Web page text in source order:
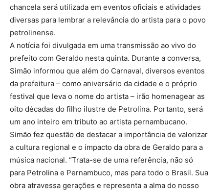
chancela será utilizada em eventos oficiais e atividades
diversas para lembrar a relevância do artista para o povo
petrolinense.
A notícia foi divulgada em uma transmissão ao vivo do
prefeito com Geraldo nesta quinta. Durante a conversa,
Simão informou que além do Carnaval, diversos eventos
da prefeitura – como aniversário da cidade e o próprio
festival que leva o nome do artista – irão homenagear as
oito décadas do filho ilustre de Petrolina. Portanto, será
um ano inteiro em tributo ao artista pernambucano.
Simão fez questão de destacar a importância de valorizar
a cultura regional e o impacto da obra de Geraldo para a
música nacional. “Trata-se de uma referência, não só
para Petrolina e Pernambuco, mas para todo o Brasil. Sua
obra atravessa gerações e representa a alma do nosso